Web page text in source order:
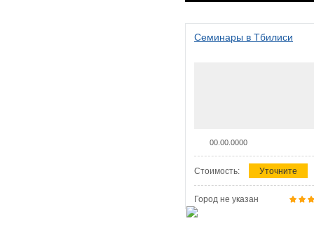
Семинары в Тбилиси
00.00.0000
Стоимость: Уточните
Город не указан